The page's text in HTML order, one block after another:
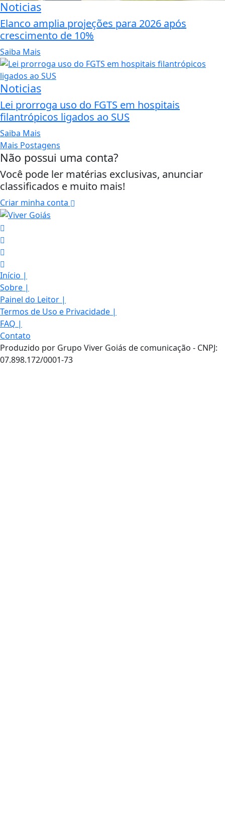
Noticias
Elanco amplia projeções para 2026 após
crescimento de 10%
Saiba Mais
Noticias
Lei prorroga uso do FGTS em hospitais
filantrópicos ligados ao SUS
Saiba Mais
Mais Postagens
Não possui uma conta?
Você pode ler matérias exclusivas, anunciar
classificados e muito mais!
Criar minha conta
Início |
Sobre |
Painel do Leitor |
Termos de Uso e Privacidade |
FAQ |
Contato
Produzido por Grupo Viver Goiás de comunicação - CNPJ:
07.898.172/0001-73